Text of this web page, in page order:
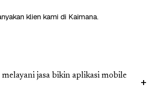
klien kami di Kaimana.
jasa bikin aplikasi mobile